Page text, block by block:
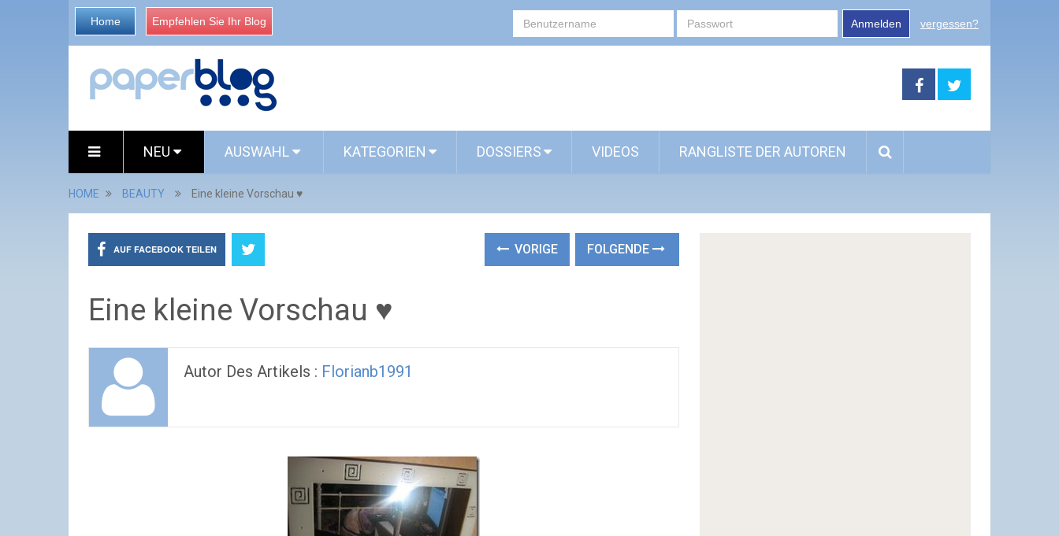
Home Empfehlen Sie Ihr Blog Anmelden vergessen?
NEU AUSWAHL KATEGORIEN DOSSIERS VIDEOS RANGLISTE DER AUTOREN
HOME BEAUTY Eine kleine Vorschau ♥
AUF FACEBOOK TEILEN VORIGE FOLGENDE
Eine kleine Vorschau ♥
Autor Des Artikels : Florianb1991